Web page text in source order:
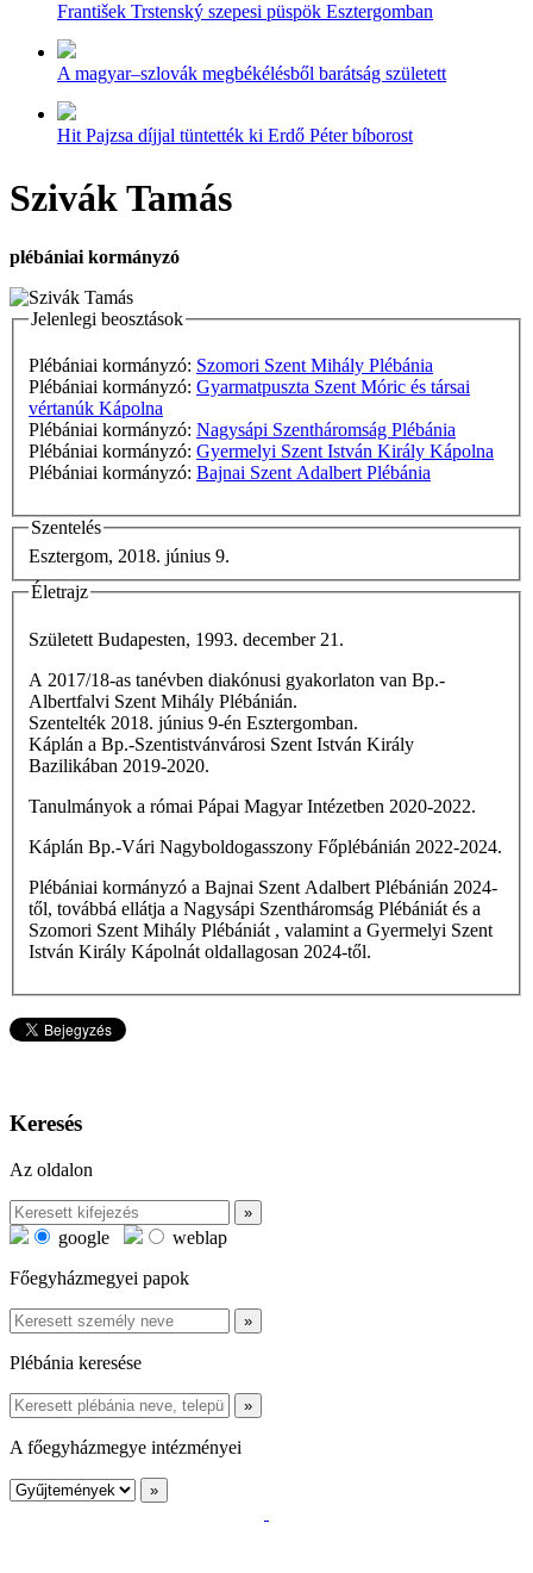
František Trstenský szepesi püspök Esztergomban
A magyar–szlovák megbékélésből barátság született
Hit Pajzsa díjjal tüntették ki Erdő Péter bíborost
Szivák Tamás
plébániai kormányzó
Jelenlegi beosztások
Plébániai kormányzó: Szomori Szent Mihály Plébánia
Plébániai kormányzó: Gyarmatpuszta Szent Móric és társai
vértanúk Kápolna
Plébániai kormányzó: Nagysápi Szentháromság Plébánia
Plébániai kormányzó: Gyermelyi Szent István Király Kápolna
Plébániai kormányzó: Bajnai Szent Adalbert Plébánia
Szentelés
Esztergom, 2018. június 9.
Életrajz
Született Budapesten, 1993. december 21.
A 2017/18-as tanévben diakónusi gyakorlaton van Bp.-
Albertfalvi Szent Mihály Plébánián.
Szentelték 2018. június 9-én Esztergomban.
Káplán a Bp.-Szentistvánvárosi Szent István Király
Bazilikában 2019-2020.
Tanulmányok a római Pápai Magyar Intézetben 2020-2022.
Káplán Bp.-Vári Nagyboldogasszony Főplébánián 2022-2024.
Plébániai kormányzó a Bajnai Szent Adalbert Plébánián 2024-
től, továbbá ellátja a Nagysápi Szentháromság Plébániát és a
Szomori Szent Mihály Plébániát , valamint a Gyermelyi Szent
István Király Kápolnát oldallagosan 2024-től.
Keresés
Az oldalon
google
weblap
Főegyházmegyei papok
Plébánia keresése
A főegyházmegye intézményei